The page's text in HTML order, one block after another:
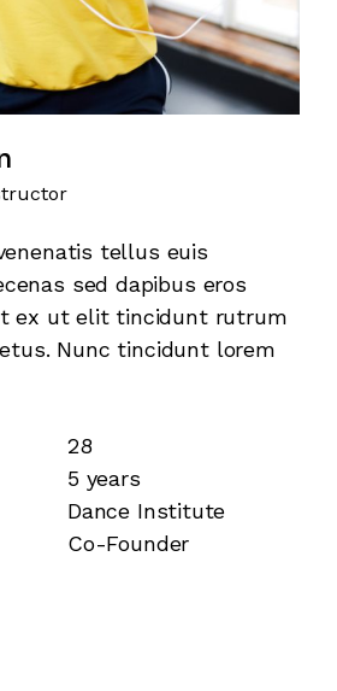
tellus euis
sed dapibus eros
ex ut elit tincidunt rutrum
Nunc tincidunt lorem
28
5 years
Dance Institute
Co-Founder